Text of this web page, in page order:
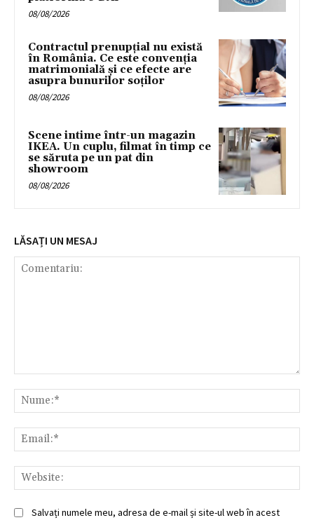
08/08/2026
Contractul prenupțial nu există
în România. Ce este convenția
matrimonială și ce efecte are
asupra bunurilor soților
08/08/2026
Scene intime într-un magazin
IKEA. Un cuplu, filmat în timp ce
se săruta pe un pat din
showroom
08/08/2026
LĂSAȚI UN MESAJ
Salvați numele meu, adresa de e-mail și site-ul web în acest